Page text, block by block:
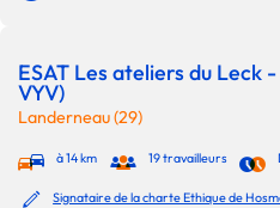
ESAT Les ateliers du Leck
VYV)
Landerneau (29)
à 14 km 19 travailleurs
Signataire de la charte Ethique de